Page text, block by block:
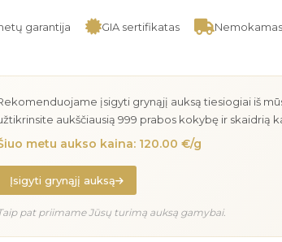
garantija GIA sertifikatas
įsigyti grynąjį auksą tiesiogiai iš
aukščiausią 999 prabos kokybę ir skaidrią
metu aukso kaina: 120.00 €/g
Įsigyti grynąjį auksą
pat priimame Jūsų turimą auksą gamybai.